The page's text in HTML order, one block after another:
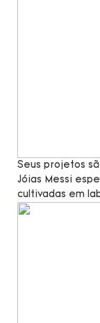
Seus projetos
Jóias Messi
cultivadas em